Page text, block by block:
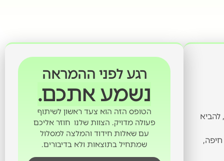
להביא
רגע לפני ההמראה
נשמע אתכם.
הטופס הזה הוא צעד ראשון לשיתוף
פעולה מדויק. הצוות שלנו חוזר אליכם
עם שאלות חידוד והמלצה למסלול
שמתחיל בתוצאות ולא בדיבורים.